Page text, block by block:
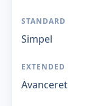
Simpel
Avanceret